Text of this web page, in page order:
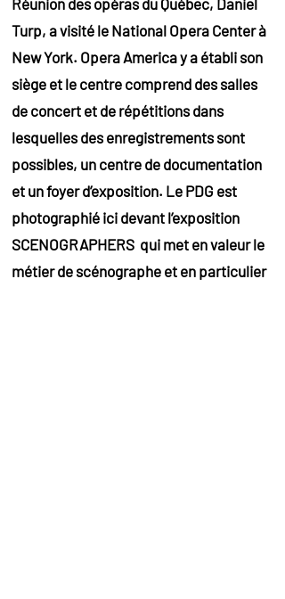
Réunion des opéras du Québec, Daniel
Turp, a visité le National Opera Center à
New York. Opera America y a établi son
siège et le centre comprend des salles
de concert et de répétitions dans
lesquelles des enregistrements sont
possibles, un centre de documentation
et un foyer d’exposition. Le PDG est
photographié ici devant l’exposition
SCENOGRAPHERS qui met en valeur le
métier de scénographe et en particulier